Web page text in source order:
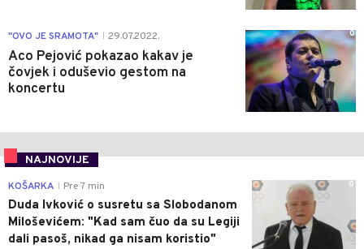
"OVO JE SRAMOTA" 29.07.2022.
Aco Pejović pokazao kakav je
čovjek i oduševio gestom na
koncertu
0
NAJNOVIJE
0
KOŠARKA Pre 7 min
Duda Ivković o susretu sa Slobodanom
Miloševićem: "Kad sam čuo da su Legiji
dali pasoš, nikad ga nisam koristio"